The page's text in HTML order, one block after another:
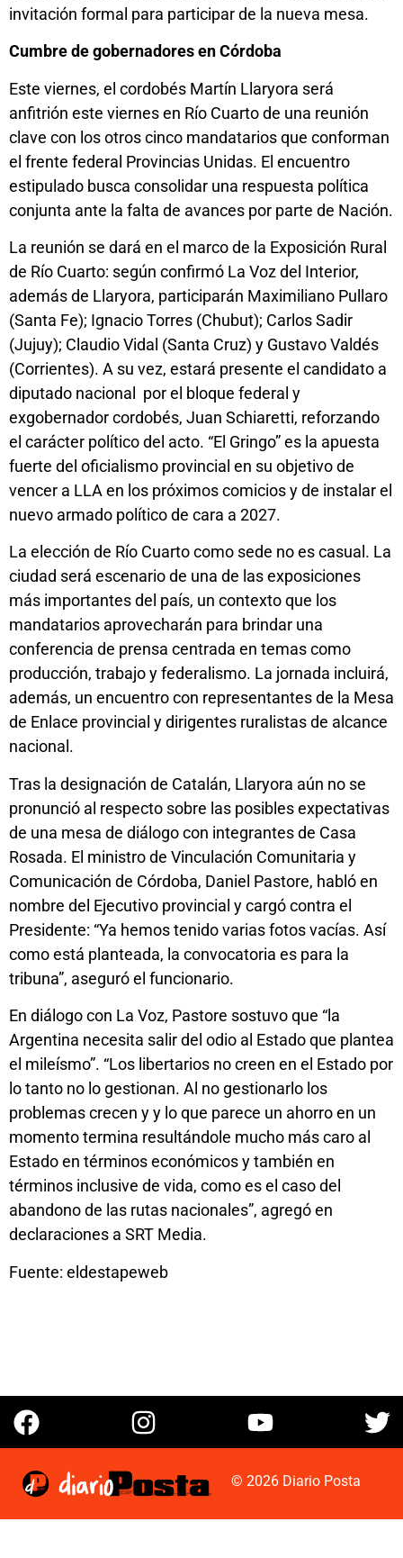
invitación formal para participar de la nueva mesa.
Cumbre de gobernadores en Córdoba
Este viernes, el cordobés Martín Llaryora será
anfitrión este viernes en Río Cuarto de una reunión
clave con los otros cinco mandatarios que conforman
el frente federal Provincias Unidas. El encuentro
estipulado busca consolidar una respuesta política
conjunta ante la falta de avances por parte de Nación.
La reunión se dará en el marco de la Exposición Rural
de Río Cuarto: según confirmó La Voz del Interior,
además de Llaryora, participarán Maximiliano Pullaro
(Santa Fe); Ignacio Torres (Chubut); Carlos Sadir
(Jujuy); Claudio Vidal (Santa Cruz) y Gustavo Valdés
(Corrientes). A su vez, estará presente el candidato a
diputado nacional por el bloque federal y
exgobernador cordobés, Juan Schiaretti, reforzando
el carácter político del acto. “El Gringo” es la apuesta
fuerte del oficialismo provincial en su objetivo de
vencer a LLA en los próximos comicios y de instalar el
nuevo armado político de cara a 2027.
La elección de Río Cuarto como sede no es casual. La
ciudad será escenario de una de las exposiciones
más importantes del país, un contexto que los
mandatarios aprovecharán para brindar una
conferencia de prensa centrada en temas como
producción, trabajo y federalismo. La jornada incluirá,
además, un encuentro con representantes de la Mesa
de Enlace provincial y dirigentes ruralistas de alcance
nacional.
Tras la designación de Catalán, Llaryora aún no se
pronunció al respecto sobre las posibles expectativas
de una mesa de diálogo con integrantes de Casa
Rosada. El ministro de Vinculación Comunitaria y
Comunicación de Córdoba, Daniel Pastore, habló en
nombre del Ejecutivo provincial y cargó contra el
Presidente: “Ya hemos tenido varias fotos vacías. Así
como está planteada, la convocatoria es para la
tribuna”, aseguró el funcionario.
En diálogo con La Voz, Pastore sostuvo que “la
Argentina necesita salir del odio al Estado que plantea
el mileísmo”. “Los libertarios no creen en el Estado por
lo tanto no lo gestionan. Al no gestionarlo los
problemas crecen y y lo que parece un ahorro en un
momento termina resultándole mucho más caro al
Estado en términos económicos y también en
términos inclusive de vida, como es el caso del
abandono de las rutas nacionales”, agregó en
declaraciones a SRT Media.
Fuente: eldestapeweb
© 2026 Diario Posta